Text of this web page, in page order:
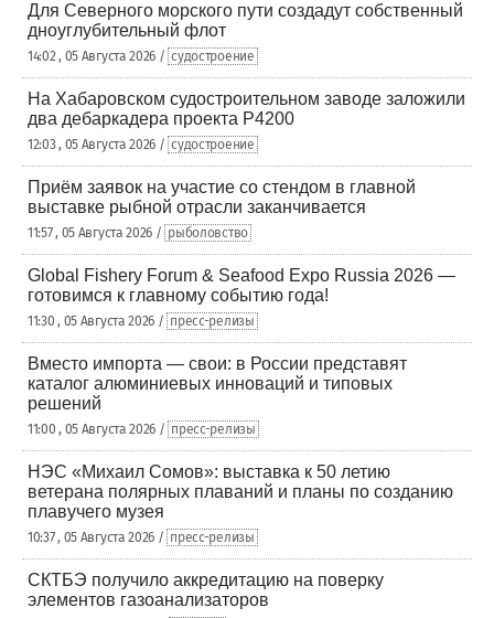
Для Северного морского пути создадут собственный
дноуглубительный флот
14:02 , 05 Августа 2026 / судостроение
На Хабаровском судостроительном заводе заложили
два дебаркадера проекта Р4200
12:03 , 05 Августа 2026 / судостроение
Приём заявок на участие со стендом в главной
выставке рыбной отрасли заканчивается
11:57 , 05 Августа 2026 / рыболовство
Global Fishery Forum & Seafood Expo Russia 2026 —
готовимся к главному событию года!
11:30 , 05 Августа 2026 / пресс-релизы
Вместо импорта — свои: в России представят
каталог алюминиевых инноваций и типовых
решений
11:00 , 05 Августа 2026 / пресс-релизы
НЭС «Михаил Сомов»: выставка к 50 летию
ветерана полярных плаваний и планы по созданию
плавучего музея
10:37 , 05 Августа 2026 / пресс-релизы
СКТБЭ получило аккредитацию на поверку
элементов газоанализаторов